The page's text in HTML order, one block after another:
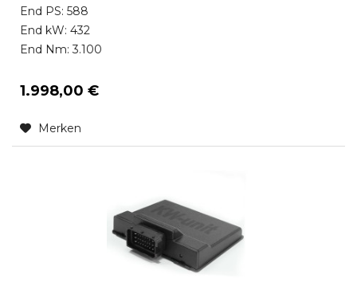
End PS: 588
End kW: 432
End Nm: 3.100
1.998,00 €
Merken